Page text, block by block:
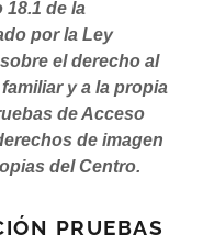
18.1 de la
por la Ley
el derecho al
y a la propia
de Acceso
de imagen
del Centro.
PRUEBAS